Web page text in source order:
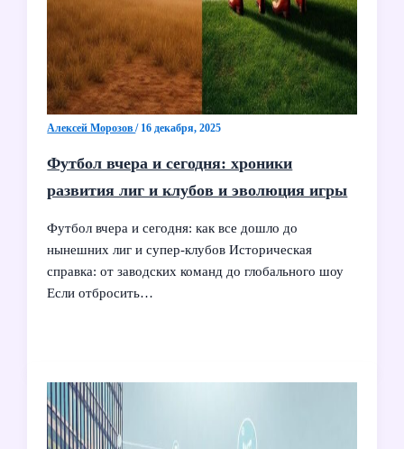
Алексей Морозов/ 16 декабря, 2025
Футбол вчера и сегодня: хроники
развития лиг и клубов и эволюция игры
Футбол вчера и сегодня: как все дошло до
нынешних лиг и супер‑клубов Историческая
справка: от заводских команд до глобального шоу
Если отбросить…